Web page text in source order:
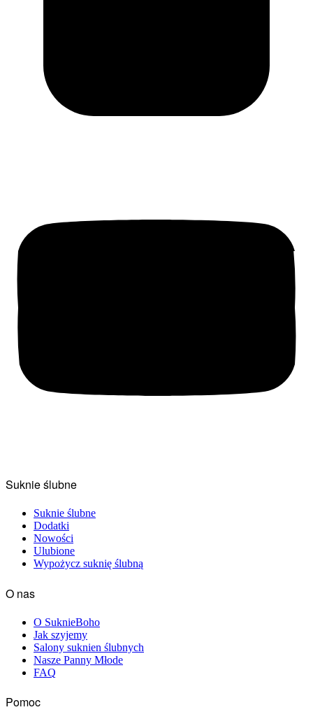
Suknie ślubne
Suknie ślubne
Dodatki
Nowości
Ulubione
Wypożycz suknię ślubną
O nas
O SuknieBoho
Jak szyjemy
Salony suknien ślubnych
Nasze Panny Młode
FAQ
Pomoc